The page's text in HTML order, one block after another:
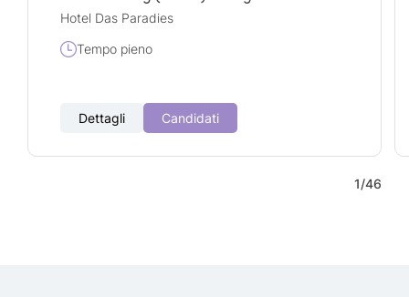
Hotel Das Paradies
Tempo pieno
Dettagli Candidati
1/46